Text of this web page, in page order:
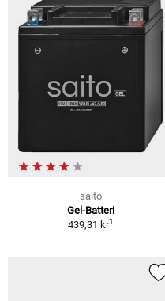
saito
Gel-Batteri
439,31 kr1